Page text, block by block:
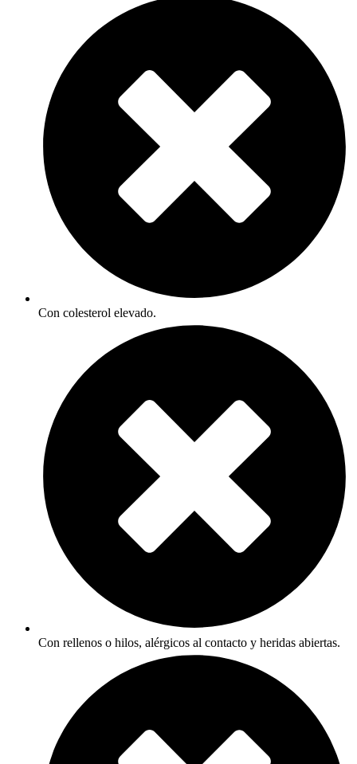
Con colesterol elevado.
Con rellenos o hilos, alérgicos al contacto y heridas abiertas.